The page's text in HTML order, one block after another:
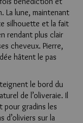
La lune, maintenant
silhouette et la fait
rendant plus clair
cheveux. Pierre,
hâtent le pas
le bord du
de l’oliveraie. Il
pour gradins les
d’oliviers sur la